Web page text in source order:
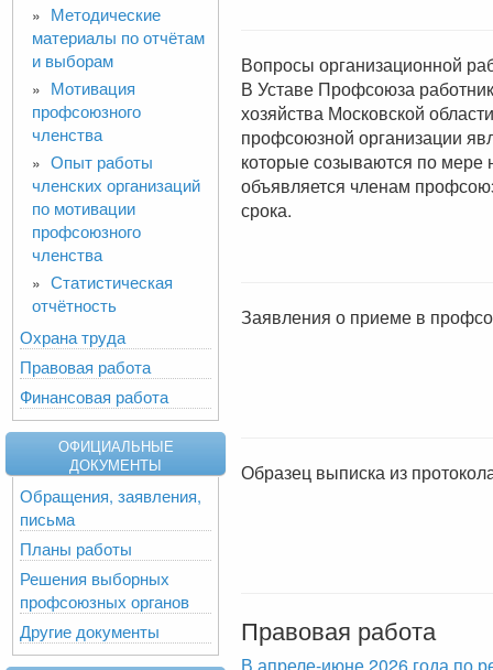
» Методические
материалы по отчётам
и выборам
» Мотивация
профсоюзного
членства
» Опыт работы
членских организаций
по мотивации
профсоюзного
членства
» Статистическая
отчётность
Охрана труда
Правовая работа
Финансовая работа
ОФИЦИАЛЬНЫЕ
ДОКУМЕНТЫ
Обращения, заявления,
письма
Планы работы
Решения выборных
профсоюзных органов
Другие документы
Вопросы организационной
В Уставе Профсоюза
хозяйства Московской
профсоюзной организации
которые созываются по мере
объявляется членам
срока.
Заявления о приеме в
Образец выписка из
Правовая работа
В апреле-июне 2026 года по